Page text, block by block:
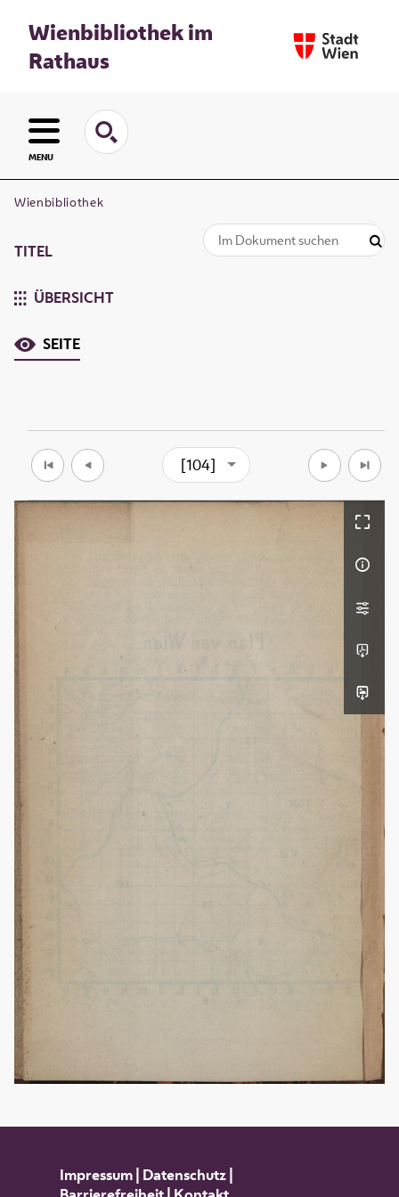
Wienbibliothek im
Rathaus
MENU
Wienbibliothek
TITEL
ÜBERSICHT
SEITE
[104]
Impressum| Datenschutz|